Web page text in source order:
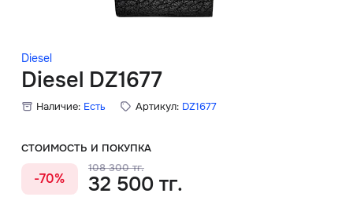
Diesel
Diesel DZ1677
Наличие: Есть Артикул: DZ1677
СТОИМОСТЬ И ПОКУПКА
-70%
108 300 тг.
32 500 тг.
Скидки
Главная
О нас
Доставка и оплата